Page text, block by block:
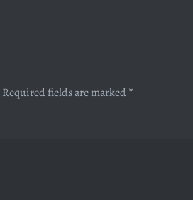
Required fields are marked *